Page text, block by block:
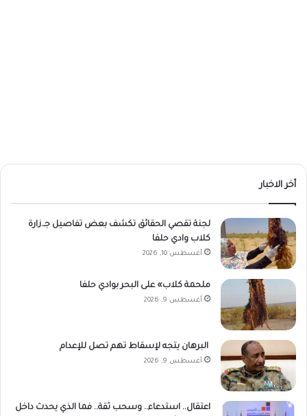
أخر الاخبار
لجنة تقصي الحقائق تكشف بعض تفاصيل جـ.زارة
كلاب وادي حلفا
أغسطس 10, 2026
ملحمة كلاب» على البحر بوادي حلفا
أغسطس 9, 2026
البرهان يتجه لإسقاط تهم تصل للإعدام
أغسطس 9, 2026
اعتقال.. استدعاء.. وسحب ثقة.. فما الذي يحدث داخل